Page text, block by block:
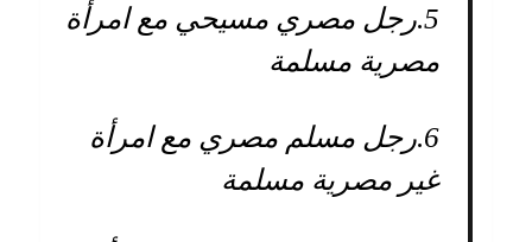
5. رجل مصري مسيحي مع امرأة
مصرية مسلمة
6. رجل مسلم مصري مع امرأة
غير مصرية مسلمة